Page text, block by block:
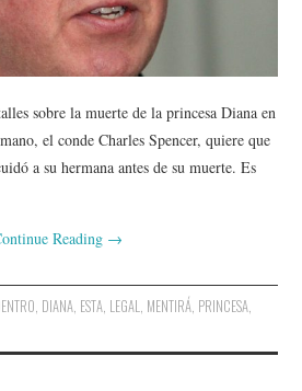
sobre la muerte de la princesa Diana en
el conde Charles Spencer, quiere que
a su hermana antes de su muerte. Es
Reading →
, DIANA, ESTA, LEGAL, MENTIRÁ, PRINCESA,